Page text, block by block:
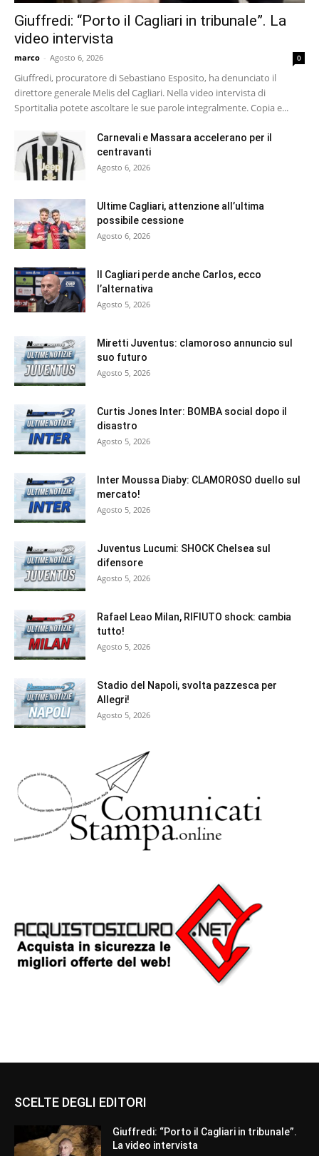
Giuffredi: “Porto il Cagliari in tribunale”. La
video intervista
marco - Agosto 6, 2026 0
Giuffredi, procuratore di Sebastiano Esposito, ha denunciato il
direttore generale Melis del Cagliari. Nella video intervista di
Sportitalia potete ascoltare le sue parole integralmente. Copia e...
Carnevali e Massara accelerano per il
centravanti
Agosto 6, 2026
Ultime Cagliari, attenzione all’ultima
possibile cessione
Agosto 6, 2026
Il Cagliari perde anche Carlos, ecco
l’alternativa
Agosto 5, 2026
Miretti Juventus: clamoroso annuncio sul
suo futuro
Agosto 5, 2026
Curtis Jones Inter: BOMBA social dopo il
disastro
Agosto 5, 2026
Inter Moussa Diaby: CLAMOROSO duello sul
mercato!
Agosto 5, 2026
Juventus Lucumi: SHOCK Chelsea sul
difensore
Agosto 5, 2026
Rafael Leao Milan, RIFIUTO shock: cambia
tutto!
Agosto 5, 2026
Stadio del Napoli, svolta pazzesca per
Allegri!
Agosto 5, 2026
SCELTE DEGLI EDITORI
Giuffredi: “Porto il Cagliari in tribunale”.
La video intervista